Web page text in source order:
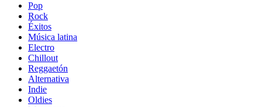
Pop
Rock
Éxitos
Música latina
Electro
Chillout
Reggaetón
Alternativa
Indie
Oldies